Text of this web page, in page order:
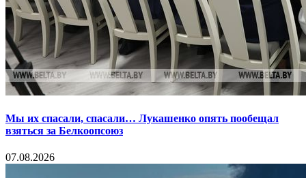
Мы их спасали, спасали… Лукашенко опять пообещал
взяться за Белкоопсоюз
07.08.2026